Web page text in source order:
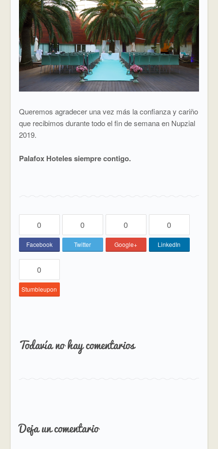
Queremos agradecer una vez más la confianza y cariño
que recibimos durante todo el fin de semana en Nupzial
2019.
Palafox Hoteles siempre contigo.
0
Facebook
0
Twitter
0
Google+
0
LinkedIn
0
Stumbleupon
Todavía no hay comentarios
Deja un comentario